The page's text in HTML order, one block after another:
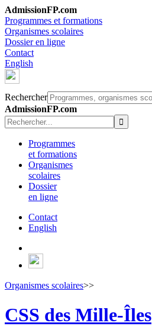
AdmissionFP.com
Programmes et formations
Organismes scolaires
Dossier en ligne
Contact
English
Rechercher
AdmissionFP.com
Programmes
et formations
Organismes
scolaires
Dossier
en ligne
Contact
English
Organismes scolaires>>
CSS des Mille-Îles